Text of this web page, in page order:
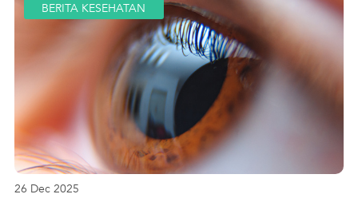
BERITA KESEHATAN
26 Dec 2025